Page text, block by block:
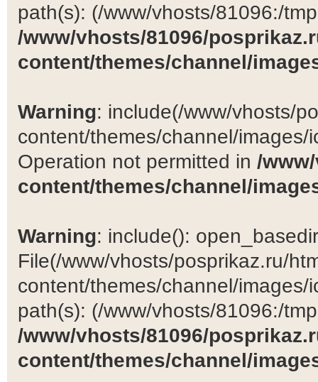
path(s): (/www/vhosts/81096:/
/www/vhosts/81096/
content/themes/channel/
Warning: include(/www/vhosts/
content/themes/channel/
Operation not permitted in /
content/themes/channel/
Warning: include():
File(/www/vhosts/posprikaz.ru/
content/themes/channel/
path(s): (/www/vhosts/81096:/
/www/vhosts/81096/
content/themes/channel/